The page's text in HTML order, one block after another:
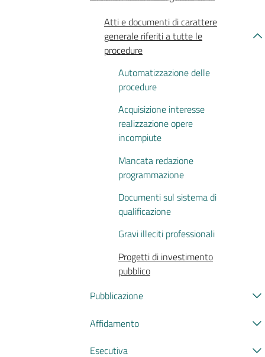
Atti e documenti di carattere
generale riferiti a tutte le
procedure
Automatizzazione delle
procedure
Acquisizione interesse
realizzazione opere
incompiute
Mancata redazione
programmazione
Documenti sul sistema di
qualificazione
Gravi illeciti professionali
Progetti di investimento
pubblico
Pubblicazione
Affidamento
Esecutiva